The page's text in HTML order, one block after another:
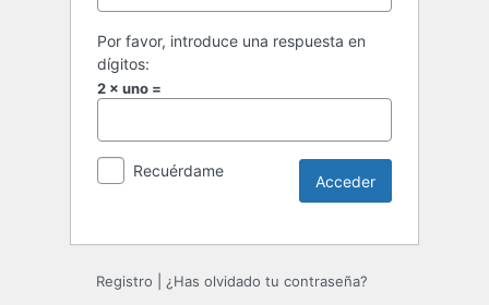
Por favor, introduce una respuesta en
dígitos:
2 × uno =
Recuérdame
Registro ¿Has olvidado tu contraseña?